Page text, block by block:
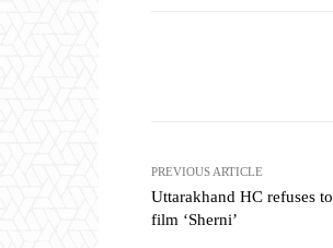
PREVIOUS ARTICLE
Uttarakhand HC refuses
film ‘Sherni’